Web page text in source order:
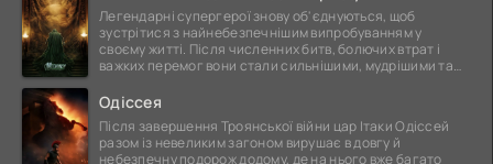
Легендарні супергерої знову об'єднуються, щоб
зустрітися з найнебезпечнішим випробуванням у
своєму житті. Після численних битв, болючих втрат і
важких перемог вони стали сильнішими, мудрішими та
Одіссея
Після завершення Троянської війни цар Ітаки Одіссей
разом із невеликим загоном вирушає в довгу й
небезпечну подорож додому, де на нього вже багато